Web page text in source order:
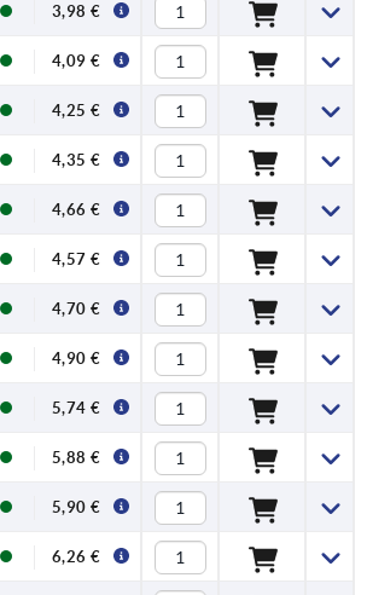
3,98 €
4,09 €
4,25 €
4,35 €
4,66 €
4,57 €
4,70 €
4,90 €
5,74 €
5,88 €
5,90 €
6,26 €